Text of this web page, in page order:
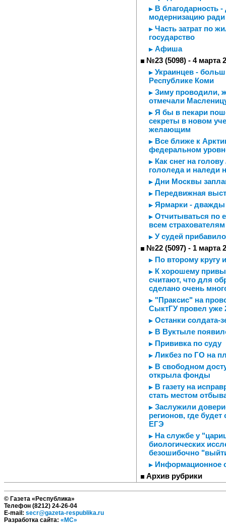
В благодарность
модернизацию ради
Часть затрат по
государство
Афиша
№23 (5098) - 4 марта
Украинцев -
Республике Коми
Зиму проводили,
отмечали
Я бы в пекари
секреты в новом
желающим
Все ближе к
федеральном
Как снег на
гололеда и наледи
Дни Москвы
Передвижная
Ярмарки -
Отчитываться по
всем страхователям
У судей
№22 (5097) - 1 марта
По второму кругу
К хорошему
считают, что для
сделано очень
"Праксис" на
СыктГУ провел уже
Останки солдата-
В Вуктыле
Прививка по суду
Ликбез по ГО на
В свободном
открыла фонды
В газету на
стать местом
Заслужили
регионов, где
ЕГЭ
На службе у
биологических
безошибочно
Информационное
Архив рубрики
© Газета «Республика»
Телефон (8212) 24-26-04
E-mail: secr@gazeta-respublika.ru
Разработка сайта: «МС»